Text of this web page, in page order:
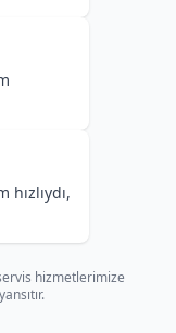
hızlıydı,
hizmetlerimize